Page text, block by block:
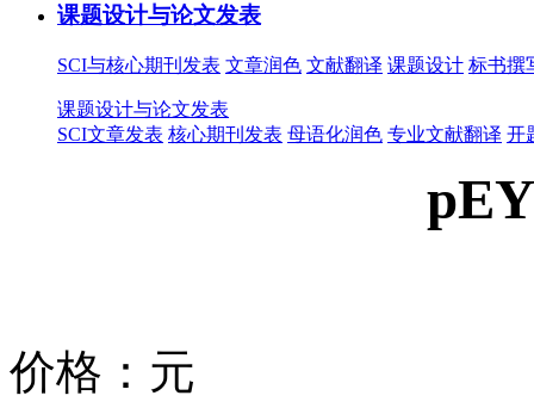
课题设计与论文发表
SCI与核心期刊发表 文章润色 文献翻译 课题设计 标书撰
课题设计与论文发表
SCI文章发表 核心期刊发表 母语化润色 专业文献翻译 开
价格： 元